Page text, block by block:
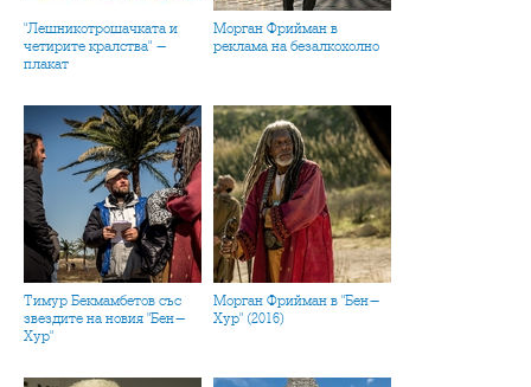
"Лешникотрошачката и
четирите кралства" -
плакат
Морган Фрийман в
реклама на безалкохолно
Тимур Бекмамбетов със
звездите на новия "Бен-
Хур"
Морган Фрийман в "Бен-
Хур" (2016)